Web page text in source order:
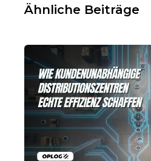
Ähnliche Beiträge